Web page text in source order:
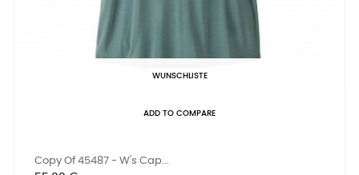
WUNSCHLISTE
ADD TO COMPARE
Copy Of 45487 - W's Cap...